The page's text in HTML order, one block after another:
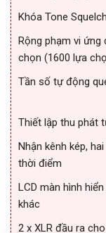
Khóa Tone
Rộng phạm vi ứng
chọn (1600 lựa
Tần số tự động
Thiết lập thu phát
Nhận kênh kép,
thời điểm
LCD màn hình
khác
2 x XLR đầu ra